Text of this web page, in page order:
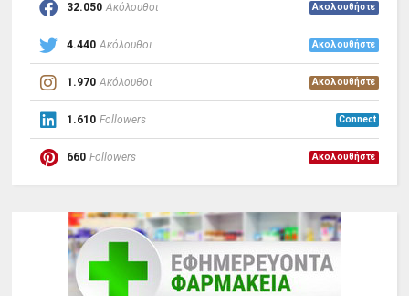
32.050 Ακόλουθοι Ακολουθήστε
4.440 Ακόλουθοι Ακολουθήστε
1.970 Ακόλουθοι Ακολουθήστε
1.610 Followers Connect
660 Followers Ακολουθήστε